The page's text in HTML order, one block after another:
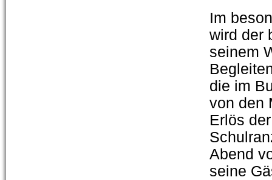
Im
wird der
seinem
die im
von den
Erlös
Abend
seine